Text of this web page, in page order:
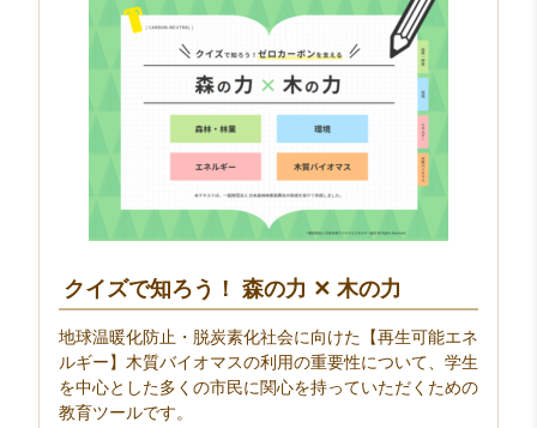
クイズで知ろう！ 森の力 ✕ 木の力
地球温暖化防止・脱炭素化社会に向けた【再生可能エネ
ルギー】木質バイオマスの利用の重要性について、学生
を中心とした多くの市民に関心を持っていただくための
教育ツールです。